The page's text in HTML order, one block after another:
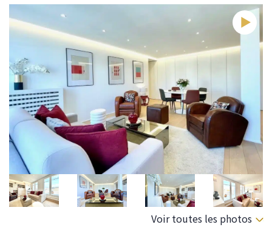
Voir toutes les photos